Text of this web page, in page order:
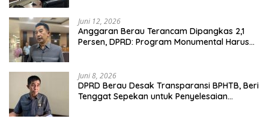
Juni 12, 2026
Anggaran Berau Terancam Dipangkas 2,1
Persen, DPRD: Program Monumental Harus
Juni 8, 2026
DPRD Berau Desak Transparansi BPHTB, Beri
Tenggat Sepekan untuk Penyelesaian